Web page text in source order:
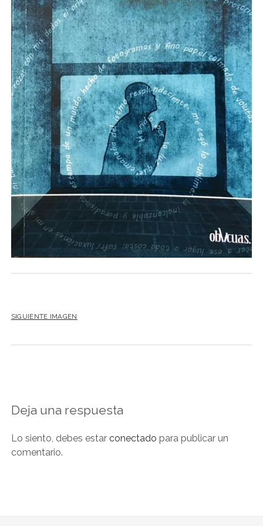
NOVELA GRÁFICA
BOOKTAG
NO FICCIÓN
LITERATURA INFANTIL Y JUVENIL
NOVEDADES DEL MES
SIGUIENTE IMAGEN
Deja una respuesta
Lo siento, debes estar conectado para publicar un
comentario.